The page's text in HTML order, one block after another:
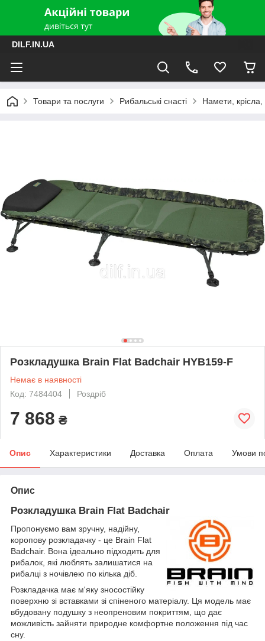
DILF.IN.UA
Товари та послуги Рибальські снасті Намети, крісла,
Розкладушка Brain Flat Badchair HYB159-F
Немає в наявності
Код: 7484404
Роздріб
7 868 ₴
Опис Характеристики Доставка Оплата Умови
Опис
Розкладушка Brain Flat Badchair
Пропонуємо вам зручну, надійну,
коропову розкладачку - це Brain Flat
Badchair. Вона ідеально підходить для
рибалок, які люблять залишатися на
рибалці з ночівлею по кілька діб.
Розкладачка має м'яку зносостійку
поверхню зі вставками зі спіненого матеріалу. Ця модель має
вбудовану подушку з неопреновим покриттям, що дає
можливість зайняти природне комфортне положення під час
сну.